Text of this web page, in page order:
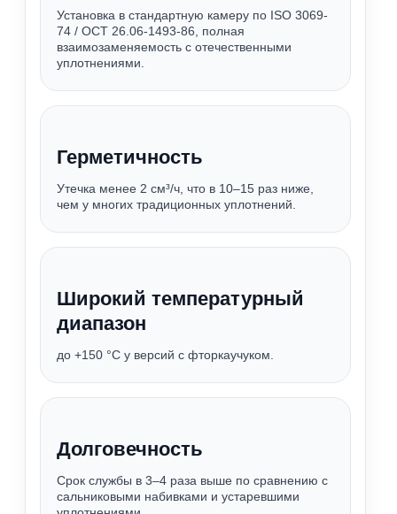
Установка в стандартную камеру по ISO 3069-
74 / ОСТ 26.06-1493-86, полная
взаимозаменяемость с отечественными
уплотнениями.
Герметичность
Утечка менее 2 см³/ч, что в 10–15 раз ниже,
чем у многих традиционных уплотнений.
Широкий температурный
диапазон
до +150 °C у версий с фторкаучуком.
Долговечность
Срок службы в 3–4 раза выше по сравнению с
сальниковыми набивками и устаревшими